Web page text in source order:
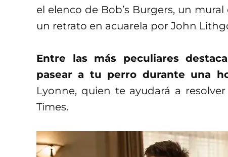
el elenco de Bob’s Burgers, un
un retrato en acuarela por John
Entre las más peculiares
pasear a tu perro durante una
Lyonne, quien te ayudará a
Times.